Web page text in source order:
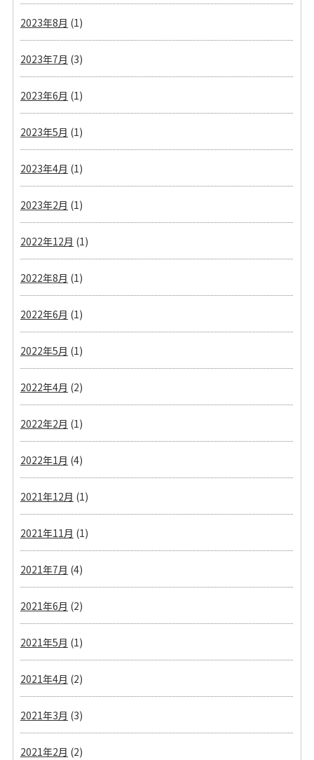
2023年8月 (1)
2023年7月 (3)
2023年6月 (1)
2023年5月 (1)
2023年4月 (1)
2023年2月 (1)
2022年12月 (1)
2022年8月 (1)
2022年6月 (1)
2022年5月 (1)
2022年4月 (2)
2022年2月 (1)
2022年1月 (4)
2021年12月 (1)
2021年11月 (1)
2021年7月 (4)
2021年6月 (2)
2021年5月 (1)
2021年4月 (2)
2021年3月 (3)
2021年2月 (2)